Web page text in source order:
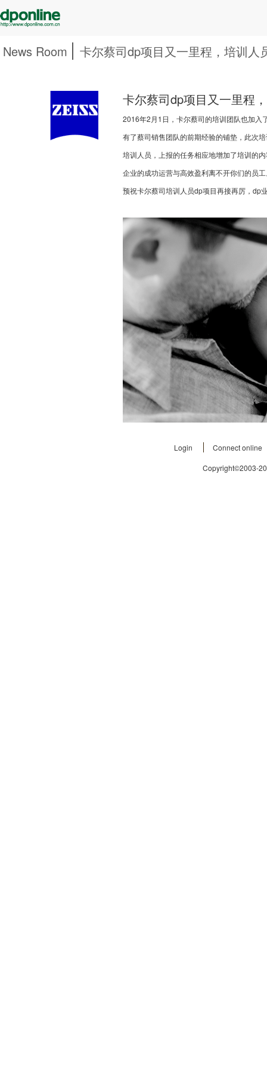
News Room 卡尔蔡司dp项目又一里程，培训人
卡尔蔡司dp项目又一里程
2016年2月1日，卡尔蔡司的培训团队也加入
有了蔡司销售团队的前期经验的铺垫，此次
培训人员，上报的任务相应地增加了培训的
企业的成功运营与高效盈利离不开你们的员
预祝卡尔蔡司培训人员dp项目再接再厉，dp
Login
Connect online
Copyright©2003-